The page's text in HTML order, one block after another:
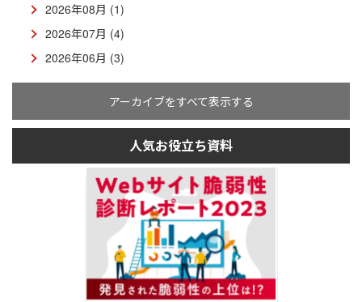
2026年08月 (1)
2026年07月 (4)
2026年06月 (3)
アーカイブをすべて表示する
人気お役立ち資料